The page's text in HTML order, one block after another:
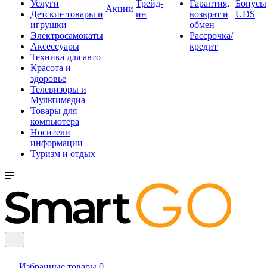
Услуги
Детские товары и
игрушки
Электросамокаты
Аксессуары
Техника для авто
Красота и
здоровье
Телевизоры и
Мультимедиа
Товары для
компьютера
Носители
информации
Туризм и отдых
Акции
Трейд-
ин
Гарантия,
возврат и
обмен
Рассрочка/
кредит
Бонусы
UDS